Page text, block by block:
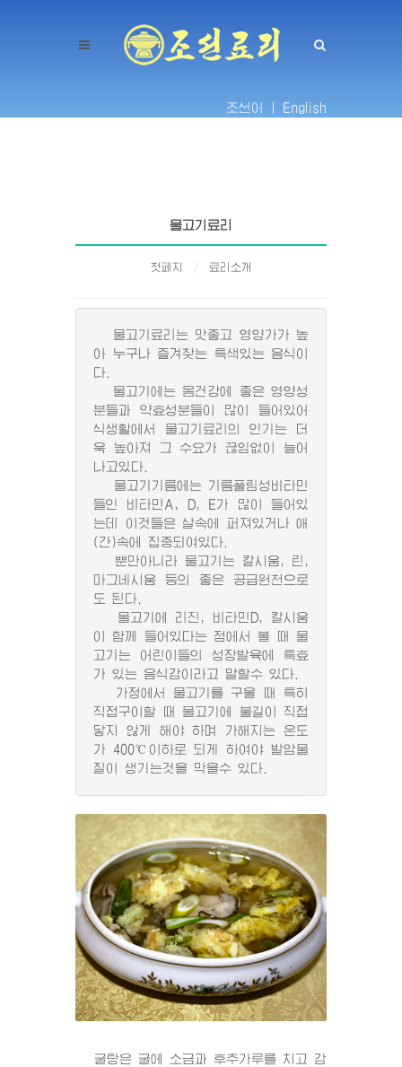
조선어 | English
물고기료리
첫페지 료리소개
물고기료리는 맛좋고 영양가가 높
아 누구나 즐겨찾는 특색있는 음식이
다.
물고기에는 몸건강에 좋은 영양성
분들과 약효성분들이 많이 들어있어
식생활에서 물고기료리의 인기는 더
욱 높아져 그 수요가 끊임없이 늘어
나고있다.
물고기기름에는 기름풀림성비타민
들인 비타민A, D, E가 많이 들어있
는데 이것들은 살속에 퍼져있거나 애
(간)속에 집중되여있다.
뿐만아니라 물고기는 칼시움, 린,
마그네시움 등의 좋은 공급원천으로
도 된다.
물고기에 리진, 비타민D, 칼시움
이 함께 들어있다는 점에서 볼 때 물
고기는 어린이들의 성장발육에 특효
가 있는 음식감이라고 말할수 있다.
가정에서 물고기를 구울 때 특히
직접구이할 때 물고기에 불길이 직접
닿지 않게 해야 하며 가해지는 온도
가 400℃이하로 되게 하여야 발암물
질이 생기는것을 막을수 있다.
굴탕은 굴에 소금과 후추가루를 치고 감